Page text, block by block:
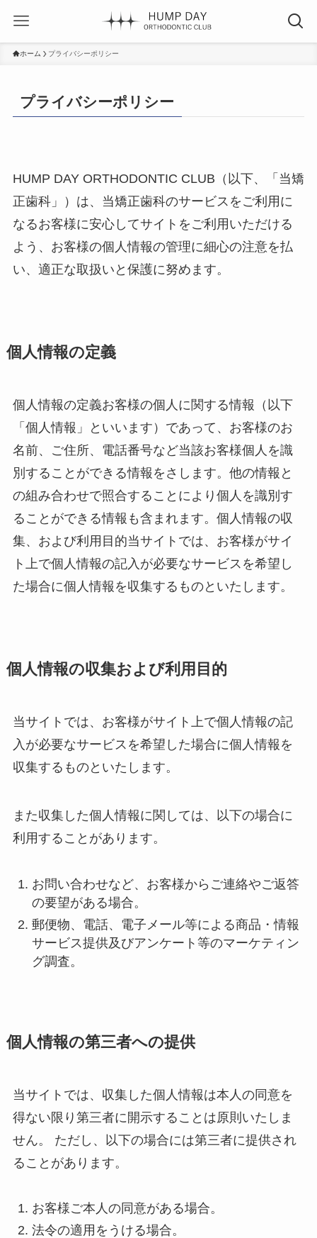
ホーム プライバシーポリシー
プライバシーポリシー
HUMP DAY ORTHODONTIC CLUB（以下、「当矯
正歯科」）は、当矯正歯科のサービスをご利用に
なるお客様に安心してサイトをご利用いただける
よう、お客様の個人情報の管理に細心の注意を払
い、適正な取扱いと保護に努めます。
個人情報の定義
個人情報の定義お客様の個人に関する情報（以下
「個人情報」といいます）であって、お客様のお
名前、ご住所、電話番号など当該お客様個人を識
別することができる情報をさします。他の情報と
の組み合わせで照合することにより個人を識別す
ることができる情報も含まれます。個人情報の収
集、および利用目的当サイトでは、お客様がサイ
ト上で個人情報の記入が必要なサービスを希望し
た場合に個人情報を収集するものといたします。
個人情報の収集および利用目的
当サイトでは、お客様がサイト上で個人情報の記
入が必要なサービスを希望した場合に個人情報を
収集するものといたします。
また収集した個人情報に関しては、以下の場合に
利用することがあります。
お問い合わせなど、お客様からご連絡やご返答
の要望がある場合。
郵便物、電話、電子メール等による商品・情報
サービス提供及びアンケート等のマーケティン
グ調査。
個人情報の第三者への提供
当サイトでは、収集した個人情報は本人の同意を
得ない限り第三者に開示することは原則いたしま
せん。 ただし、以下の場合には第三者に提供され
ることがあります。
お客様ご本人の同意がある場合。
法令の適用をうける場合。